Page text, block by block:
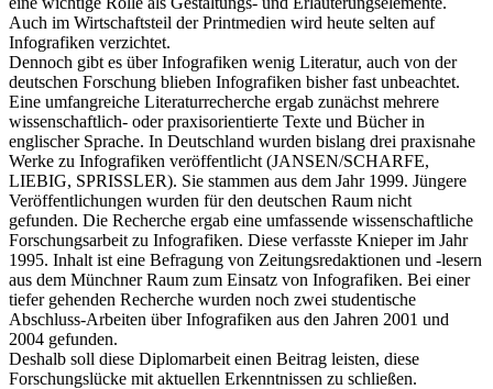
Auch im Wirtschaftsteil der Printmedien wird heute selten auf
Infografiken verzichtet.
Dennoch gibt es über Infografiken wenig Literatur, auch von der
deutschen Forschung blieben Infografiken bisher fast unbeachtet.
Eine umfangreiche Literaturrecherche ergab zunächst mehrere
wissenschaftlich- oder praxisorientierte Texte und Bücher in
englischer Sprache. In Deutschland wurden bislang drei praxisnahe
Werke zu Infografiken veröffentlicht (JANSEN/SCHARFE,
LIEBIG, SPRISSLER). Sie stammen aus dem Jahr 1999. Jüngere
Veröffentlichungen wurden für den deutschen Raum nicht
gefunden. Die Recherche ergab eine umfassende wissenschaftliche
Forschungsarbeit zu Infografiken. Diese verfasste Knieper im Jahr
1995. Inhalt ist eine Befragung von Zeitungsredaktionen und -lesern
aus dem Münchner Raum zum Einsatz von Infografiken. Bei einer
tiefer gehenden Recherche wurden noch zwei studentische
Abschluss-Arbeiten über Infografiken aus den Jahren 2001 und
2004 gefunden.
Deshalb soll diese Diplomarbeit einen Beitrag leisten, diese
Forschungslücke mit aktuellen Erkenntnissen zu schließen.